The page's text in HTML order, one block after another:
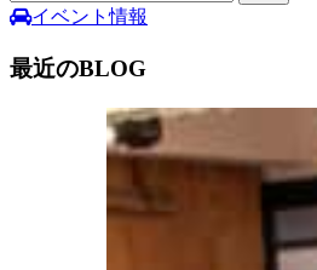
索:イベント情報
最近のBLOG